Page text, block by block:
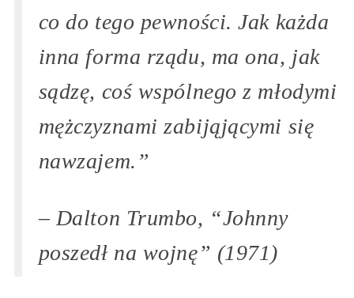
co do tego pewności. Jak każda
inna forma rządu, ma ona, jak
sądzę, coś wspólnego z młodymi
mężczyznami zabijąjącymi się
nawzajem.”
– Dalton Trumbo, “Johnny
poszedł na wojnę” (1971)